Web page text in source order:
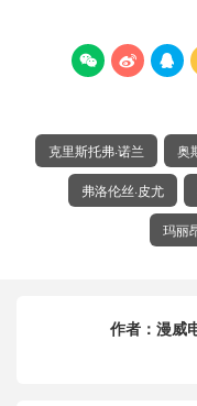
  
克里斯托弗·诺兰 奥
弗洛伦丝·皮尤
玛丽
作者： 漫威